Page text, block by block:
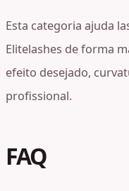
Esta categoria ajuda
Elitelashes de forma
efeito desejado,
profissional.
FAQ